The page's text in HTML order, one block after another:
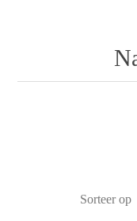
Sorteer op